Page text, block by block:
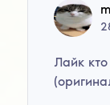
Лайк